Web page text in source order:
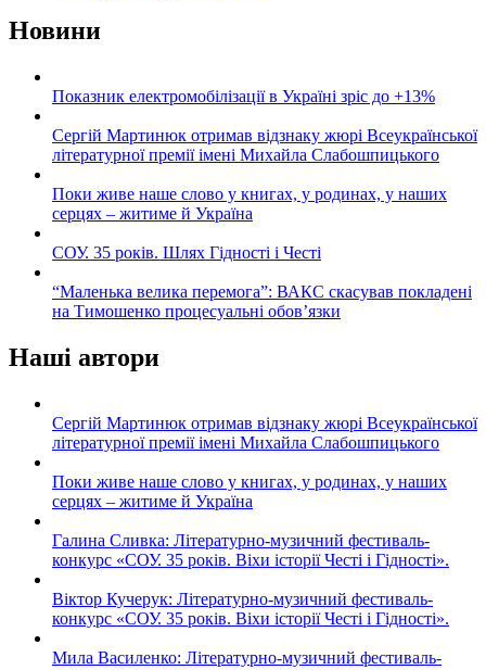
Новини
Показник електромобілізації в Україні зріс до +13%
Сергій Мартинюк отримав відзнаку жюрі Всеукраїнської
літературної премії імені Михайла Слабошпицького
Поки живе наше слово у книгах, у родинах, у наших
серцях – житиме й Україна
СОУ. 35 років. Шлях Гідності і Честі
“Маленька велика перемога”: ВАКС скасував покладені
на Тимошенко процесуальні обов’язки
Наші автори
Сергій Мартинюк отримав відзнаку жюрі Всеукраїнської
літературної премії імені Михайла Слабошпицького
Поки живе наше слово у книгах, у родинах, у наших
серцях – житиме й Україна
Галина Сливка: Літературно-музичний фестиваль-
конкурс «СОУ. 35 років. Віхи історії Честі і Гідності».
Віктор Кучерук: Літературно-музичний фестиваль-
конкурс «СОУ. 35 років. Віхи історії Честі і Гідності».
Мила Василенко: Літературно-музичний фестиваль-